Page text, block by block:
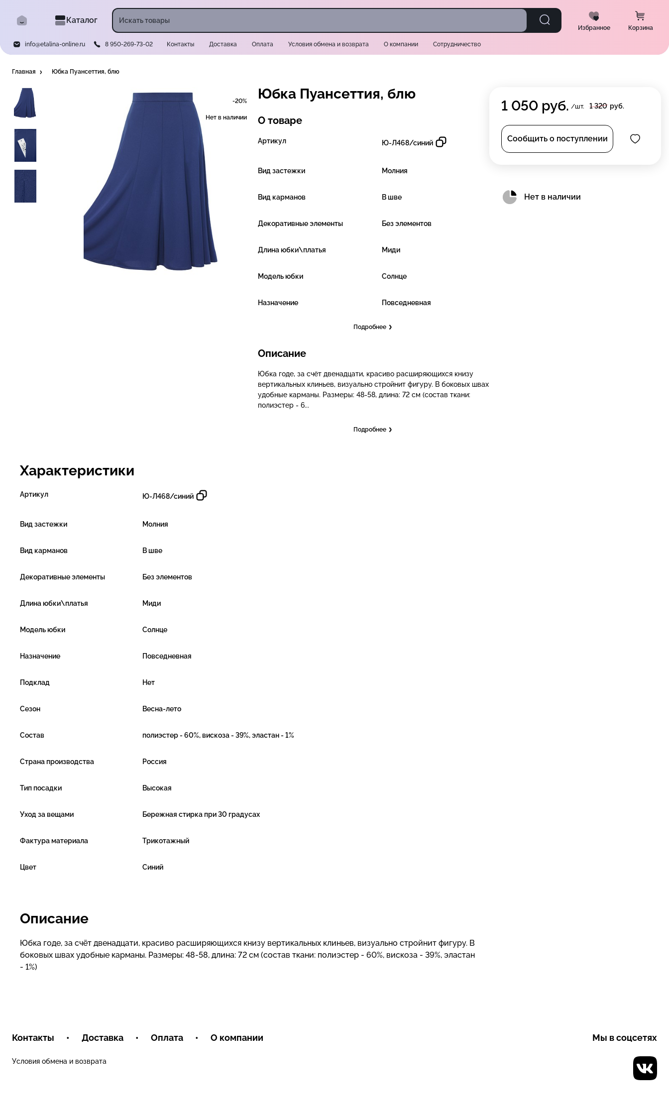
Каталог
Избранное Корзина
info@etalina-online.ru 8 950-269-73-02 Контакты Доставка Оплата Условия обмена и возврата О компании Сотрудничество
Главная Юбка Пуансеттия, блю
-20%
Нет в наличии
Юбка Пуансеттия, блю
О товаре
Артикул Ю-Л468/синий
Вид застежки Молния
Вид карманов В шве
Декоративные элементы Без элементов
Длина юбки\платья Миди
Модель юбки Солнце
Назначение Повседневная
Подробнее
Описание
Юбка годе, за счёт двенадцати, красиво расширяющихся книзу
вертикальных клиньев, визуально стройнит фигуру. В боковых швах
удобные карманы. Размеры: 48-58, длина: 72 см (состав ткани:
полиэстер - 6...
Подробнее
Характеристики
Артикул Ю-Л468/синий
Вид застежки Молния
Вид карманов В шве
Декоративные элементы Без элементов
Длина юбки\платья Миди
Модель юбки Солнце
Назначение Повседневная
Подклад Нет
Сезон Весна-лето
Состав полиэстер - 60%, вискоза - 39%, эластан - 1%
Страна производства Россия
Тип посадки Высокая
Уход за вещами Бережная стирка при 30 градусах
Фактура материала Трикотажный
Цвет Синий
Описание
Юбка годе, за счёт двенадцати, красиво расширяющихся книзу вертикальных клиньев, визуально стройнит фигуру. В
боковых швах удобные карманы. Размеры: 48-58, длина: 72 см (состав ткани: полиэстер - 60%, вискоза - 39%, эластан
- 1%)
1 050 руб. /шт. 1 320 руб.
Сообщить о поступлении
Нет в наличии
Контакты • Доставка • Оплата • О компании
Условия обмена и возврата
Мы в соцсетях